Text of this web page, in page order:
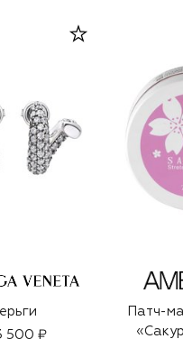
500 ₽
Патч-